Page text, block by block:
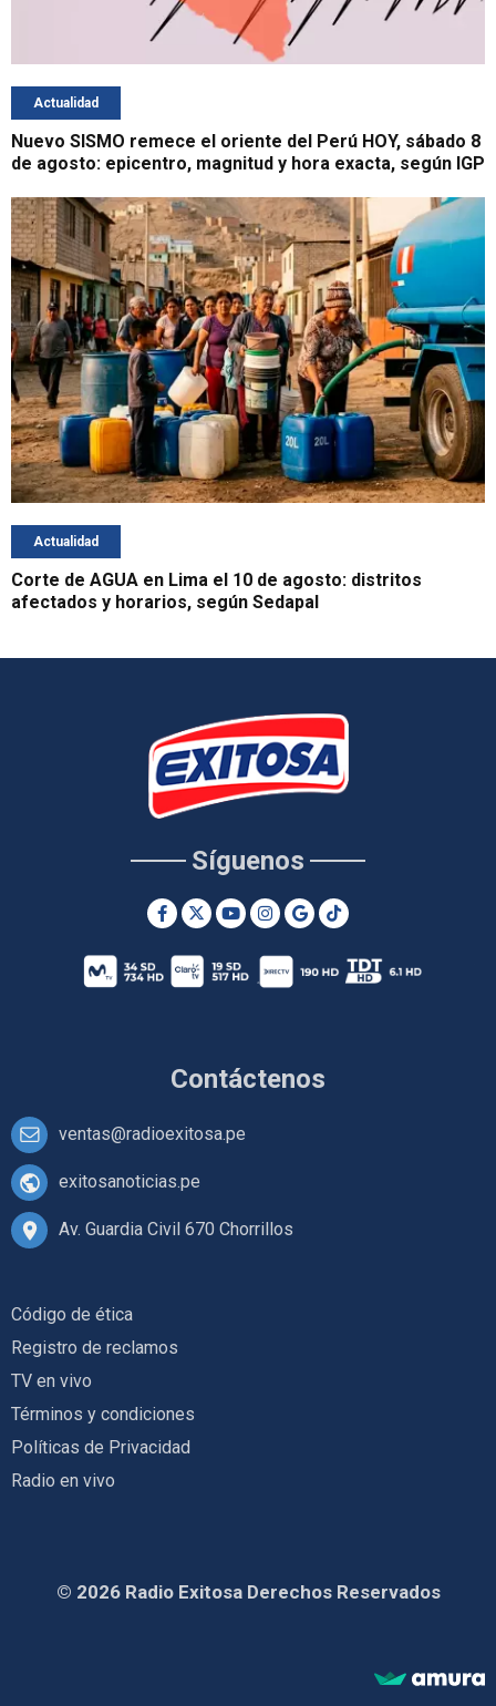
Actualidad
Nuevo SISMO remece el oriente del Perú HOY, sábado 8
de agosto: epicentro, magnitud y hora exacta, según IGP
Actualidad
Corte de AGUA en Lima el 10 de agosto: distritos
afectados y horarios, según Sedapal
Contáctenos
ventas@radioexitosa.pe
exitosanoticias.pe
Av. Guardia Civil 670 Chorrillos
Síguenos
Código de ética
Registro de reclamos
TV en vivo
Términos y condiciones
Políticas de Privacidad
Radio en vivo
© 2026 Radio Exitosa Derechos Reservados